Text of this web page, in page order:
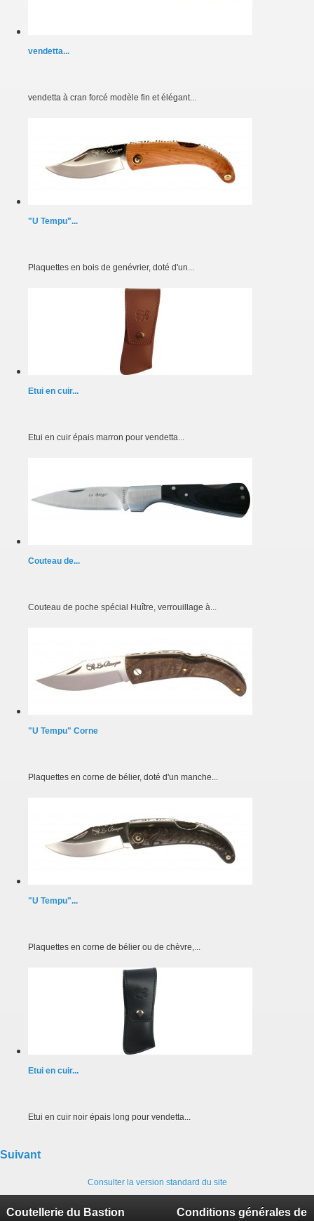
vendetta...
vendetta à cran forcé modèle fin et élégant...
"U Tempu"...
Plaquettes en bois de genévrier, doté d'un...
Etui en cuir...
Etui en cuir épais marron pour vendetta...
Couteau de...
Couteau de poche spécial Huître, verrouillage à...
"U Tempu" Corne
Plaquettes en corne de bélier, doté d'un manche...
"U Tempu"...
Plaquettes en corne de bélier ou de chèvre,...
Etui en cuir...
Etui en cuir noir épais long pour vendetta...
Suivant
Consulter la version standard du site
Coutellerie du Bastion
Conditions générales de